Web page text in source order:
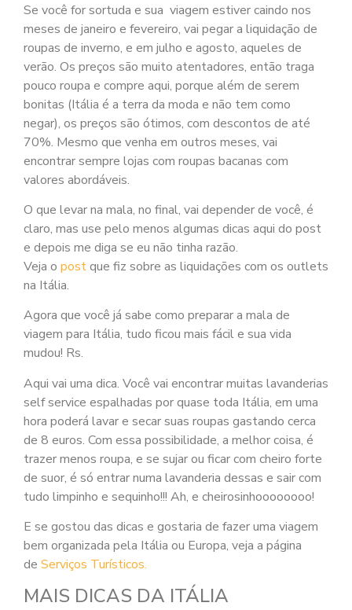
Se você for sortuda e sua viagem estiver caindo nos
meses de janeiro e fevereiro, vai pegar a liquidação de
roupas de inverno, e em julho e agosto, aqueles de
verão. Os preços são muito atentadores, então traga
pouco roupa e compre aqui, porque além de serem
bonitas (Itália é a terra da moda e não tem como
negar), os preços são ótimos, com descontos de até
70%. Mesmo que venha em outros meses, vai
encontrar sempre lojas com roupas bacanas com
valores abordáveis.
O que levar na mala, no final, vai depender de você, é
claro, mas use pelo menos algumas dicas aqui do post
e depois me diga se eu não tinha razão.
Veja o postque fiz sobre as liquidações com os outlets
na Itália.
Agora que você já sabe como preparar a mala de
viagem para Itália, tudo ficou mais fácil e sua vida
mudou! Rs.
Aqui vai uma dica. Você vai encontrar muitas lavanderias
self service espalhadas por quase toda Itália, em uma
hora poderá lavar e secar suas roupas gastando cerca
de 8 euros. Com essa possibilidade, a melhor coisa, é
trazer menos roupa, e se sujar ou ficar com cheiro forte
de suor, é só entrar numa lavanderia dessas e sair com
tudo limpinho e sequinho!!! Ah, e cheirosinhoooooooo!
E se gostou das dicas e gostaria de fazer uma viagem
bem organizada pela Itália ou Europa, veja a página
de Serviços Turísticos.
MAIS DICAS DA ITÁLIA